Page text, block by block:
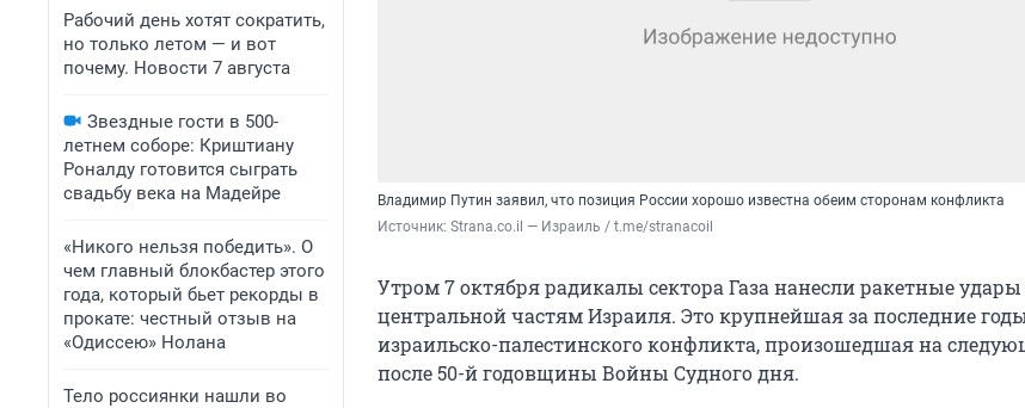
Рабочий день хотят сократить,
но только летом — и вот
почему. Новости 7 августа
Звездные гости в 500-
летнем соборе: Криштиану
Роналду готовится сыграть
свадьбу века на Мадейре
«Никого нельзя победить». О
чем главный блокбастер этого
года, который бьет рекорды в
прокате: честный отзыв на
«Одиссею» Нолана
Тело россиянки нашли во
Владимир Путин заявил, что позиция России хорошо известна обеим сторонам конфликта
Источник: Strana.co.il — Израиль / t.me/stranacoil
Утром 7 октября радикалы сектора Газа нанесли ракетные
центральной частям Израиля. Это крупнейшая за последние
израильско-палестинского конфликта, произошедшая на
после 50-й годовщины Войны Судного дня.